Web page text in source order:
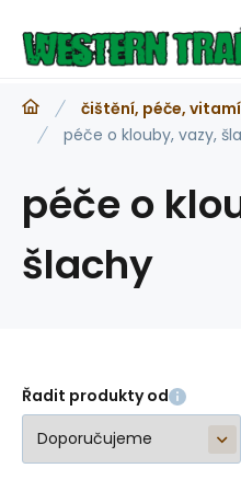
čištění, péče,
péče o klouby, vazy,
péče o
šlachy
Řadit produkty od